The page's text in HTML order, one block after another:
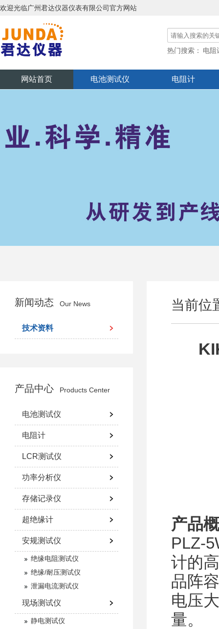
欢迎光临广州君达仪器仪表有限公司官方网站
热门搜索：
电阻
网站首页 电池测试仪 电阻计
新闻动态 Our News
技术资料
产品中心 Products Center
电池测试仪
电阻计
LCR测试仪
功率分析仪
存储记录仪
超绝缘计
安规测试仪
绝缘电阻测试仪
绝缘/耐压测试仪
泄漏电流测试仪
现场测试仪
静电测试仪
当前位
产品
PLZ-
计的
品阵
电压
量。